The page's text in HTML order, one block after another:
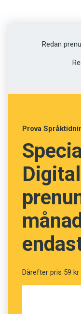
Redan
Prova
Digital
Därefter pris 59 kr